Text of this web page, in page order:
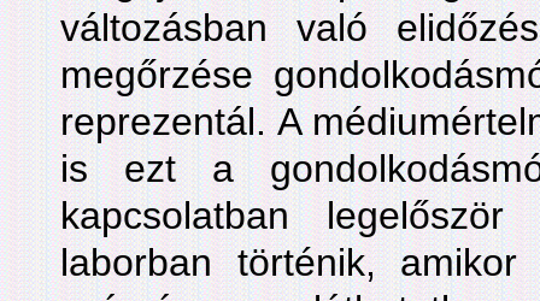
változásban való
megőrzése
reprezentál. A
is ezt a
kapcsolatban
laborban történik,